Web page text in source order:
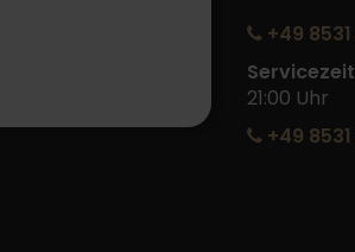
+49
21:00 Uhr
+49